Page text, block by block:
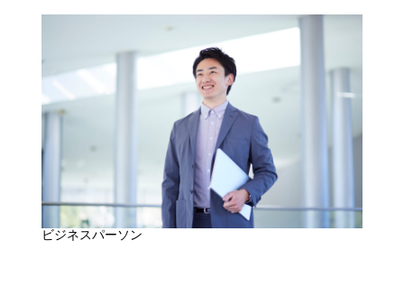
ビジネスパーソン